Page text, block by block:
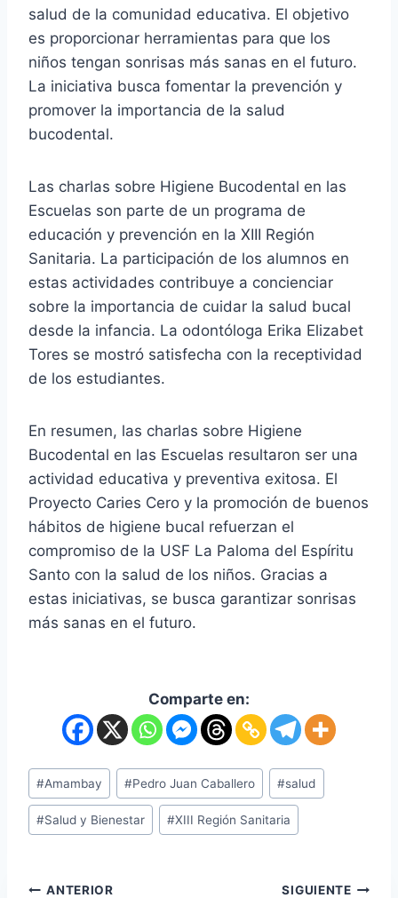
salud de la comunidad educativa. El objetivo
es proporcionar herramientas para que los
niños tengan sonrisas más sanas en el futuro.
La iniciativa busca fomentar la prevención y
promover la importancia de la salud
bucodental.
Las charlas sobre Higiene Bucodental en las
Escuelas son parte de un programa de
educación y prevención en la XIII Región
Sanitaria. La participación de los alumnos en
estas actividades contribuye a concienciar
sobre la importancia de cuidar la salud bucal
desde la infancia. La odontóloga Erika Elizabet
Tores se mostró satisfecha con la receptividad
de los estudiantes.
En resumen, las charlas sobre Higiene
Bucodental en las Escuelas resultaron ser una
actividad educativa y preventiva exitosa. El
Proyecto Caries Cero y la promoción de buenos
hábitos de higiene bucal refuerzan el
compromiso de la USF La Paloma del Espíritu
Santo con la salud de los niños. Gracias a
estas iniciativas, se busca garantizar sonrisas
más sanas en el futuro.
Comparte en:
#Amambay #Pedro Juan Caballero #salud
#Salud y Bienestar #XIII Región Sanitaria
ANTERIOR SIGUIENTE